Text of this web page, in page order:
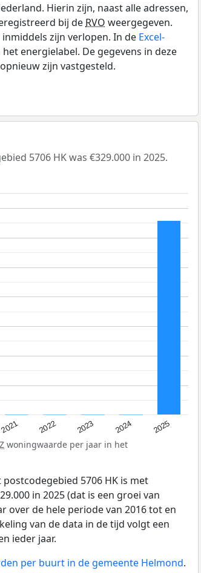
Hierin zijn, naast alle adressen,
bij de RVO weergegeven.
zijn verlopen. In de Excel-
energielabel. De gegevens in deze
zijn vastgesteld.
5706 HK was €329.000 in 2025.
2021 2022 2023 2024 2025
woningwaarde per jaar in het
5706 HK is met
in 2025 (dat is een groei van
over de hele periode van 2016 tot en
van de data in de tijd volgt een
ieder jaar.
per buurt in de gemeente Helmond.